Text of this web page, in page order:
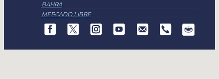
BAHRA
MERCADO LIBRE